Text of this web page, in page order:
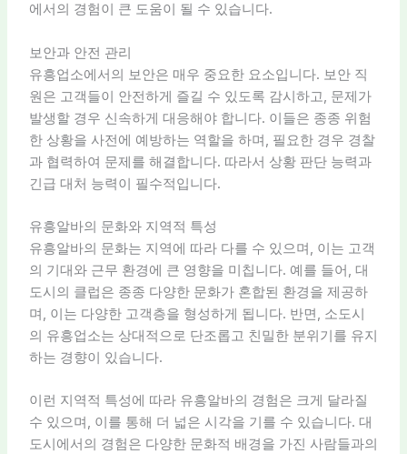
에서의 경험이 큰 도움이 될 수 있습니다.
보안과 안전 관리
유흥업소에서의 보안은 매우 중요한 요소입니다. 보안 직
원은 고객들이 안전하게 즐길 수 있도록 감시하고, 문제가
발생할 경우 신속하게 대응해야 합니다. 이들은 종종 위험
한 상황을 사전에 예방하는 역할을 하며, 필요한 경우 경찰
과 협력하여 문제를 해결합니다. 따라서 상황 판단 능력과
긴급 대처 능력이 필수적입니다.
유흥알바의 문화와 지역적 특성
유흥알바의 문화는 지역에 따라 다를 수 있으며, 이는 고객
의 기대와 근무 환경에 큰 영향을 미칩니다. 예를 들어, 대
도시의 클럽은 종종 다양한 문화가 혼합된 환경을 제공하
며, 이는 다양한 고객층을 형성하게 됩니다. 반면, 소도시
의 유흥업소는 상대적으로 단조롭고 친밀한 분위기를 유지
하는 경향이 있습니다.
이런 지역적 특성에 따라 유흥알바의 경험은 크게 달라질
수 있으며, 이를 통해 더 넓은 시각을 기를 수 있습니다. 대
도시에서의 경험은 다양한 문화적 배경을 가진 사람들과의